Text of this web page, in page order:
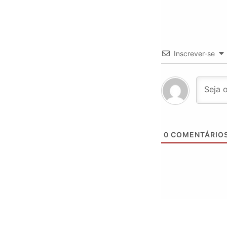
Inscrever-se
0